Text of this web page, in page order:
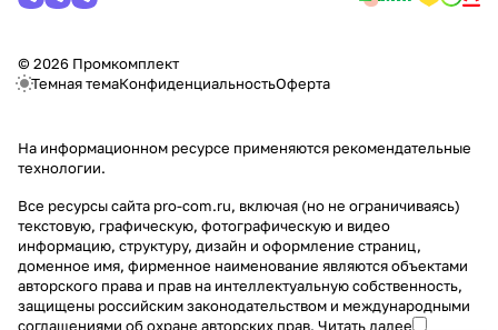
© 2026 Промкомплект
Темная темаКонфиденциальностьОферта
На информационном ресурсе применяются рекомендательные
технологии.
Все ресурсы сайта pro-com.ru, включая (но не ограничиваясь)
текстовую, графическую, фотографическую и видео
информацию, структуру, дизайн и оформление страниц,
доменное имя, фирменное наименование являются объектами
авторского права и прав на интеллектуальную собственность,
защищены российским законодательством и международными
соглашениями об охране авторских прав. Читать далее